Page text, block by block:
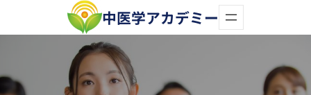
容
ス
中医学アカデミー